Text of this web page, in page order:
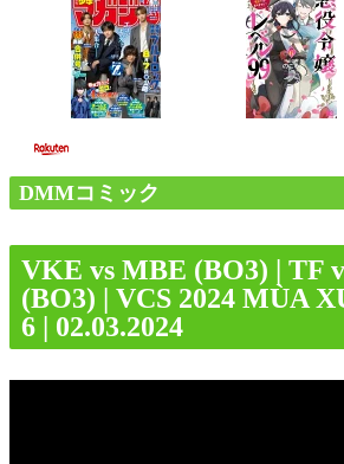
DMMコミック
VKE vs MBE (BO3) | TF
(BO3) | VCS 2024 MÙA
6 | 02.03.2024